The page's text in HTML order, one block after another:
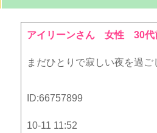
アイリーンさん 女性 30代
まだひとりで寂しい夜を過
ID:66757899
10-11 11:52